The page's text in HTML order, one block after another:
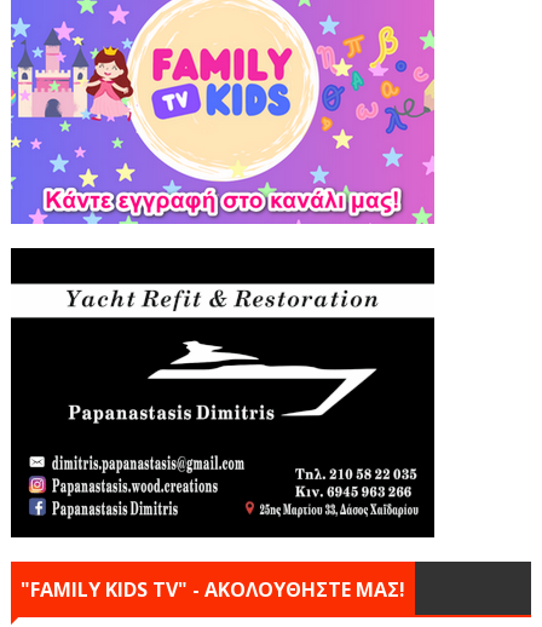
"FAMILY KIDS TV" - ΑΚΟΛΟΥΘΗΣΤΕ ΜΑΣ!